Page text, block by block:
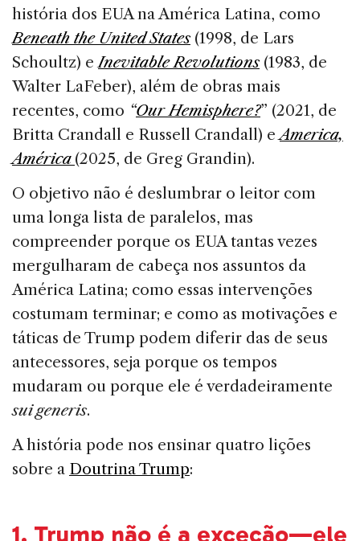
história dos EUA na América Latina, como
Beneath the United States(1998, de Lars
Schoultz) eInevitable Revolutions(1983, de
Walter LaFeber), além de obras mais
recentes, como “Our Hemisphere?” (2021, de
Britta Crandall e Russell Crandall) eAmerica,
América (2025, de Greg Grandin).
O objetivo não é deslumbrar o leitor com
uma longa lista de paralelos, mas
compreender porque os EUA tantas vezes
mergulharam de cabeça nos assuntos da
América Latina; como essas intervenções
costumam terminar; e como as motivações e
táticas de Trump podem diferir das de seus
antecessores, seja porque os tempos
mudaram ou porque ele é verdadeiramente
sui generis.
A história pode nos ensinar quatro lições
sobre a Doutrina Trump:
1. Trump não é a exceção—ele